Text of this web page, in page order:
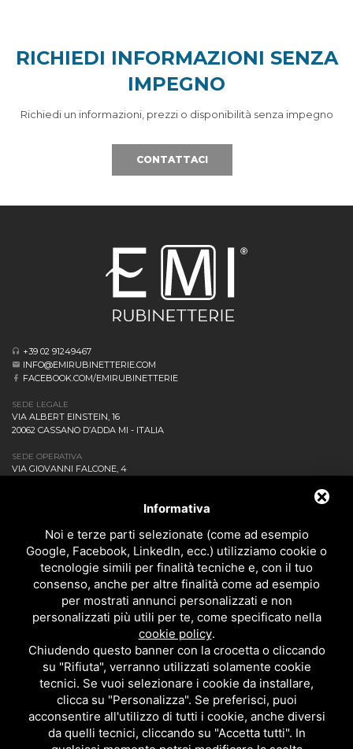
RICHIEDI INFORMAZIONI SENZA
IMPEGNO
Richiedi un informazioni, prezzi o disponibilità senza impegno
CONTATTACI
+39 02 91249467
INFO@EMIRUBINETTERIE.COM
FACEBOOK.COM/EMIRUBINETTERIE
SEDE LEGALE
VIA ALBERT EINSTEIN, 16
20062 CASSANO D’ADDA MI - ITALIA
SEDE OPERATIVA
VIA GIOVANNI FALCONE, 4
DOWNLOAD
CONTATTACI!
POLITICA DELLA QUALITÀ
PRIVACY
BAGNO
CUCINA
ACCESSORI
TUTTI I PRODOTTI
EMI RUBINETTERIE SRL - P.IVA 09985650960
Informativa
Noi e terze parti selezionate (come ad esempio
Google, Facebook, LinkedIn, ecc.) utilizziamo cookie o
tecnologie simili per finalità tecniche e, con il tuo
consenso, anche per altre finalità come ad esempio
per mostrati annunci personalizzati e non
personalizzati più utili per te, come specificato nella
cookie policy.
Chiudendo questo banner con la crocetta o cliccando
su "Rifiuta", verranno utilizzati solamente cookie
tecnici. Se vuoi selezionare i cookie da installare,
clicca su "Personalizza". Se preferisci, puoi
acconsentire all'utilizzo di tutti i cookie, anche diversi
da quelli tecnici, cliccando su "Accetta tutti". In